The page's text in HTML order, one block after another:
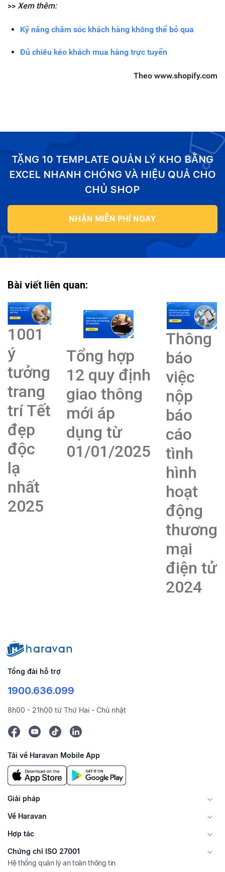
>> Xem thêm:
Kỹ năng chăm sóc khách hàng không thể bỏ qua
Đủ chiêu kéo khách mua hàng trực tuyến
Theo www.shopify.com
TẶNG 10 TEMPLATE QUẢN LÝ KHO BẰNG
EXCEL NHANH CHÓNG VÀ HIỆU QUẢ CHO
CHỦ SHOP
NHẬN MIỄN PHÍ NGAY
Bài viết liên quan:
1001
ý
tưởng
trang
trí Tết
đẹp
độc
lạ
nhất
2025
Tổng hợp
12 quy định
giao thông
mới áp
dụng từ
01/01/2025
Thông
báo
việc
nộp
báo
cáo
tình
hình
hoạt
động
thương
mại
điện tử
2024
Tổng đài hỗ trợ
1900.636.099
8h00 - 21h00 từ Thứ Hai - Chủ nhật
Tải về Haravan Mobile App
Giải pháp
Về Haravan
Hợp tác
Chứng chỉ ISO 27001
Hệ thống quản lý an toàn thông tin